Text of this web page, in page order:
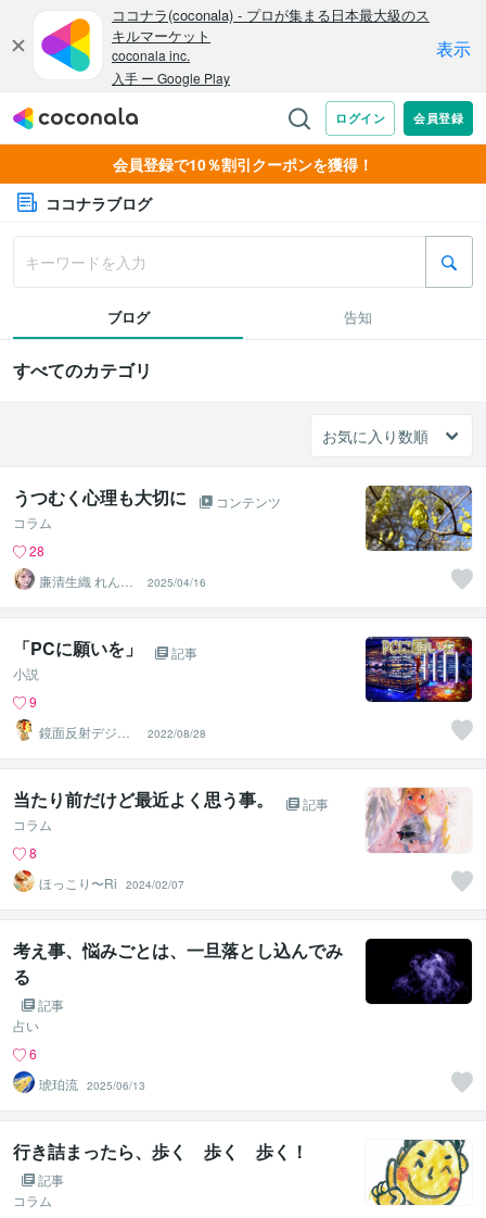
会員登録で10％割引クーポンを獲得！
ココナラブログ
ブログ 告知
すべてのカテゴリ
うつむく心理も大切に
コンテンツ
コラム
28
廉清生織 れんせ
い さき
2025/04/16
「PCに願いを」
記事
小説
9
鏡面反射デジタ
ルアート製作所
（鈴木穣）
2022/08/28
当たり前だけど最近よく思う事。
記事
コラム
8
ほっこり〜Ri
2024/02/07
考え事、悩みごとは、一旦落とし込んでみ
る
記事
占い
6
琥珀流 2025/06/13
行き詰まったら、歩く 歩く 歩く！
記事
コラム